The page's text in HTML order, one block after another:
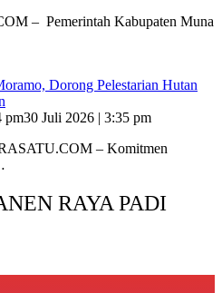
– Pemerintah Kabupaten Muna
Dorong Pelestarian Hutan
pm30 Juli 2026 | 3:35 pm
– Komitmen
RAYA PADI